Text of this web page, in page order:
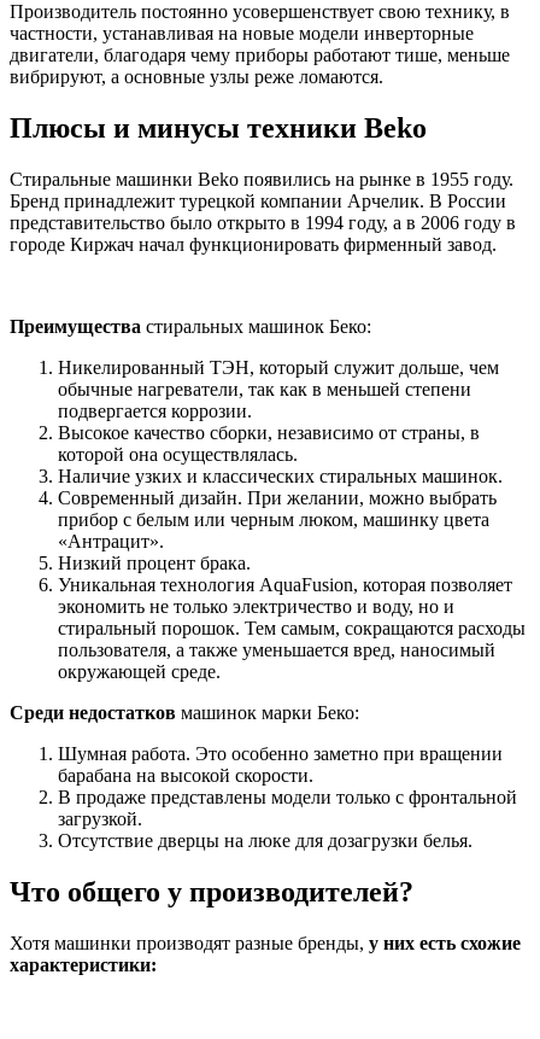
Производитель постоянно усовершенствует свою технику, в
частности, устанавливая на новые модели инверторные
двигатели, благодаря чему приборы работают тише, меньше
вибрируют, а основные узлы реже ломаются.
Плюсы и минусы техники Beko
Стиральные машинки Beko появились на рынке в 1955 году.
Бренд принадлежит турецкой компании Арчелик. В России
представительство было открыто в 1994 году, а в 2006 году в
городе Киржач начал функционировать фирменный завод.
Преимущества стиральных машинок Беко:
Никелированный ТЭН, который служит дольше, чем
обычные нагреватели, так как в меньшей степени
подвергается коррозии.
Высокое качество сборки, независимо от страны, в
которой она осуществлялась.
Наличие узких и классических стиральных машинок.
Современный дизайн. При желании, можно выбрать
прибор с белым или черным люком, машинку цвета
«Антрацит».
Низкий процент брака.
Уникальная технология AquaFusion, которая позволяет
экономить не только электричество и воду, но и
стиральный порошок. Тем самым, сокращаются расходы
пользователя, а также уменьшается вред, наносимый
окружающей среде.
Среди недостатков машинок марки Беко:
Шумная работа. Это особенно заметно при вращении
барабана на высокой скорости.
В продаже представлены модели только с фронтальной
загрузкой.
Отсутствие дверцы на люке для дозагрузки белья.
Что общего у производителей?
Хотя машинки производят разные бренды, у них есть схожие
характеристики: